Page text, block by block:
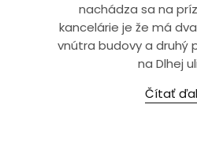
nachádza sa na
kancelárie je že má
vnútra budovy a druhý
na Dlhej
Čítať